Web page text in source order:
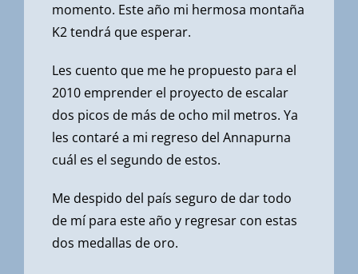
momento. Este año mi hermosa montaña
K2 tendrá que esperar.
Les cuento que me he propuesto para el
2010 emprender el proyecto de escalar
dos picos de más de ocho mil metros. Ya
les contaré a mi regreso del Annapurna
cuál es el segundo de estos.
Me despido del país seguro de dar todo
de mí para este año y regresar con estas
dos medallas de oro.